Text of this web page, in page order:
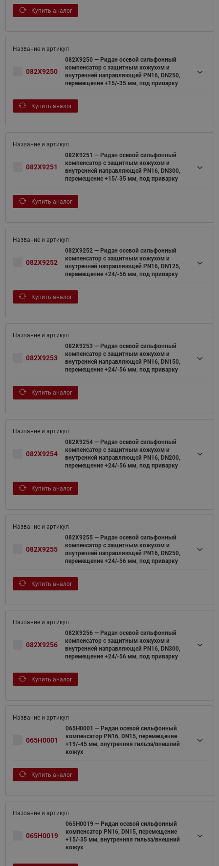
Купить аналог
082X9250
082X9250 — Ридан осевой сильфонный
компенсатор с защитным кожухом и
внутренней направляющей PN16, DN250,
перемещение +15/-35 мм, под приварку
Купить аналог
082X9251
082X9251 — Ридан осевой сильфонный
компенсатор с защитным кожухом и
внутренней направляющей PN16, DN300,
перемещение +15/-35 мм, под приварку
Купить аналог
082X9252
082X9252 — Ридан осевой сильфонный
компенсатор с защитным кожухом и
внутренней направляющей PN16, DN125,
перемещение +24/-56 мм, под приварку
Купить аналог
082X9253
082X9253 — Ридан осевой сильфонный
компенсатор с защитным кожухом и
внутренней направляющей PN16, DN150,
перемещение +24/-56 мм, под приварку
Купить аналог
082X9254
082X9254 — Ридан осевой сильфонный
компенсатор с защитным кожухом и
внутренней направляющей PN16, DN200,
перемещение +24/-56 мм, под приварку
Купить аналог
082X9255
082X9255 — Ридан осевой сильфонный
компенсатор с защитным кожухом и
внутренней направляющей PN16, DN250,
перемещение +24/-56 мм, под приварку
Купить аналог
082X9256
082X9256 — Ридан осевой сильфонный
компенсатор с защитным кожухом и
внутренней направляющей PN16, DN300,
перемещение +24/-56 мм, под приварку
Купить аналог
065H0001
065H0001 — Ридан осевой сильфонный
компенсатор PN16, DN15, перемещение
+19/-45 мм, внутренняя гильза/внешний
кожух
Купить аналог
065H0019
065H0019 — Ридан осевой сильфонный
компенсатор PN16, DN15, перемещение
+15/-35 мм, внутренняя гильза/внешний
кожух